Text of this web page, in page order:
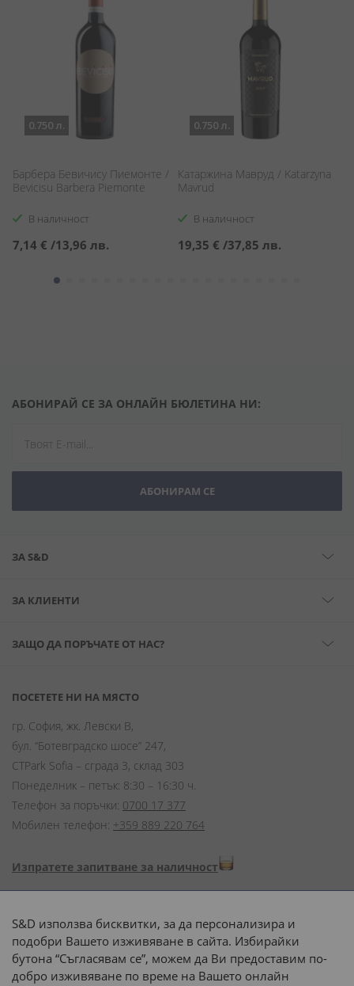
0.750 л.
Барбера Бевичису Пиемонте /
Bevicisu Barbera Piemonte
В наличност
7,14 € /13,96 лв.
0.750 л.
Катаржина Мавруд / Katarzyna
Mavrud
В наличност
19,35 € /37,85 лв.
АБОНИРАЙ СЕ ЗА ОНЛАЙН БЮЛЕТИНА НИ:
АБОНИРАМ СЕ
ЗА S&D
ЗА КЛИЕНТИ
ЗАЩО ДА ПОРЪЧАТЕ ОТ НАС?
ПОСЕТЕТЕ НИ НА МЯСТО
гр. София, жк. Левски В,
бул. “Ботевградско шосе” 247,
CTPark Sofia – сграда 3, склад 303
Понеделник – петък: 8:30 – 16:30 ч.
Телефон за поръчки: 0700 17 377
Мобилен телефон: +359 889 220 764
Изпратете запитване за наличност
Начини на плащане:
S&D използва бисквитки, за да персонализира и
подобри Вашето изживяване в сайта. Избирайки
бутона “Съгласявам се”, можем да Ви предоставим по-
добро изживяване по време на Вашето онлайн